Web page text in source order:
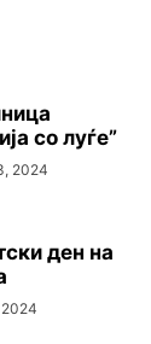
со луѓе”
2024
ден на
2024